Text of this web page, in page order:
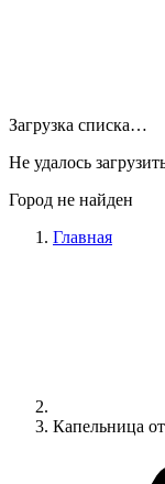
Загрузка списка…
Не удалось
Город не найден
Главная
Капельница